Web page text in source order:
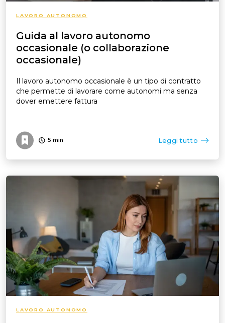
LAVORO AUTONOMO
Guida al lavoro autonomo
occasionale (o collaborazione
occasionale)
Il lavoro autonomo occasionale è un tipo di contratto
che permette di lavorare come autonomi ma senza
dover emettere fattura
5 min Leggi tutto
LAVORO AUTONOMO